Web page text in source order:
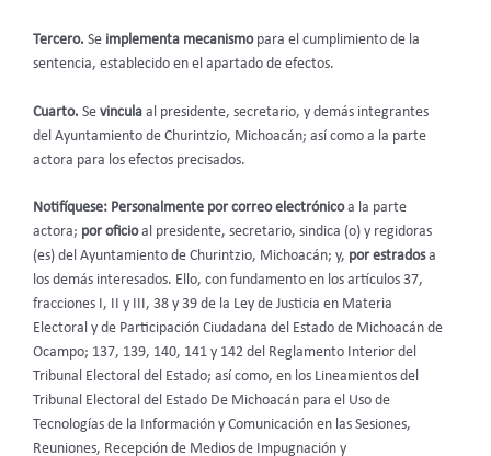
Tercero. Se implementa mecanismopara el cumplimiento de la
sentencia, establecido en el apartado de efectos.
Cuarto. Se vincula al presidente, secretario, y demás integrantes
del Ayuntamiento de Churintzio, Michoacán; así como a la parte
actora para los efectos precisados.
Notifíquese: Personalmente por correo electrónicoa la parte
actora; por oficioal presidente, secretario, sindica (o) y regidoras
(es) del Ayuntamiento de Churintzio, Michoacán; y, por estradosa
los demás interesados. Ello, con fundamento en los artículos 37,
fracciones I, II y III, 38 y 39 de la Ley de Justicia en Materia
Electoral y de Participación Ciudadana del Estado de Michoacán de
Ocampo; 137, 139, 140, 141 y 142 del Reglamento Interior del
Tribunal Electoral del Estado; así como, en los Lineamientos del
Tribunal Electoral del Estado De Michoacán para el Uso de
Tecnologías de la Información y Comunicación en las Sesiones,
Reuniones, Recepción de Medios de Impugnación y